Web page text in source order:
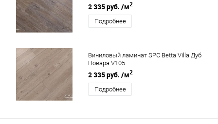
2 335 руб. /м2
Подробнее
Виниловый ламинат SPC Betta Villa Дуб
Новара V105
2 335 руб. /м2
Подробнее